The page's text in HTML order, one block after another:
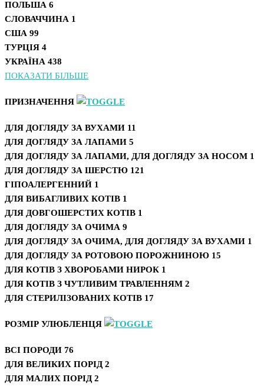
ПОЛЬША 6
СЛОВАЧЧИНА 1
США 99
ТУРЦІЯ 4
УКРАЇНА 438
ПОКАЗАТИ БІЛЬШЕ
ПРИЗНАЧЕННЯ
ДЛЯ ДОГЛЯДУ ЗА ВУХАМИ 11
ДЛЯ ДОГЛЯДУ ЗА ЛАПАМИ 5
ДЛЯ ДОГЛЯДУ ЗА ЛАПАМИ, ДЛЯ ДОГЛЯДУ ЗА НОСОМ 1
ДЛЯ ДОГЛЯДУ ЗА ШЕРСТЮ 121
ГІПОАЛЕРГЕННИЙ 1
ДЛЯ ВИБАГЛИВИХ КОТІВ 1
ДЛЯ ДОВГОШЕРСТИХ КОТІВ 1
ДЛЯ ДОГЛЯДУ ЗА ОЧИМА 9
ДЛЯ ДОГЛЯДУ ЗА ОЧИМА, ДЛЯ ДОГЛЯДУ ЗА ВУХАМИ 1
ДЛЯ ДОГЛЯДУ ЗА РОТОВОЮ ПОРОЖНИНОЮ 15
ДЛЯ КОТІВ З ХВОРОБАМИ НИРОК 1
ДЛЯ КОТІВ З ЧУТЛИВИМ ТРАВЛЕННЯМ 2
ДЛЯ СТЕРИЛІЗОВАНИХ КОТІВ 17
РОЗМІР УЛЮБЛЕНЦЯ
ВСІ ПОРОДИ 76
ДЛЯ ВЕЛИКИХ ПОРІД 2
ДЛЯ МАЛИХ ПОРІД 2